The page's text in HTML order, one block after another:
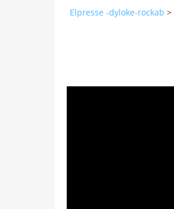
Elpresse -dyloke-rockab >